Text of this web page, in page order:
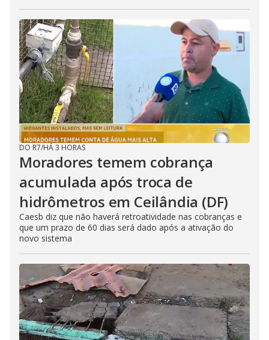
DO R7/HÁ 3 HORAS
Moradores temem cobrança
acumulada após troca de
hidrômetros em Ceilândia (DF)
Caesb diz que não haverá retroatividade nas cobranças e
que um prazo de 60 dias será dado após a ativação do
novo sistema